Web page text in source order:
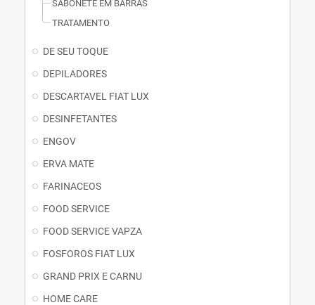
SABONETE EM BARRAS
TRATAMENTO
DE SEU TOQUE
DEPILADORES
DESCARTAVEL FIAT LUX
DESINFETANTES
ENGOV
ERVA MATE
FARINACEOS
FOOD SERVICE
FOOD SERVICE VAPZA
FOSFOROS FIAT LUX
GRAND PRIX E CARNU
HOME CARE